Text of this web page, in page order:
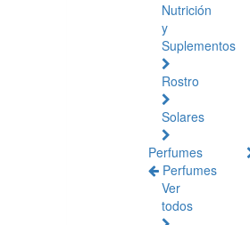
Nutrición
y
Suplementos
Rostro
Solares
Perfumes
Perfumes
Ver
todos